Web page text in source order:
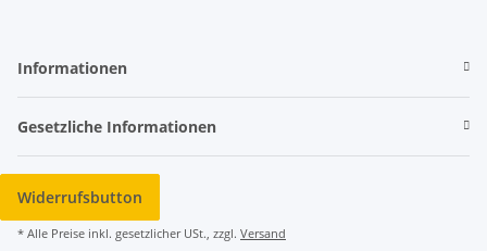
Informationen
Gesetzliche Informationen
Widerrufsbutton
* Alle Preise inkl. gesetzlicher USt., zzgl. Versand